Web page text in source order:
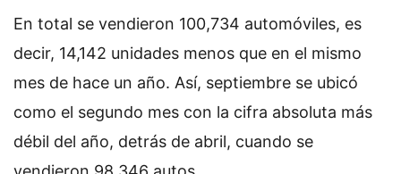
En total se vendieron 100,734 automóviles, es
decir, 14,142 unidades menos que en el mismo
mes de hace un año. Así, septiembre se ubicó
como el segundo mes con la cifra absoluta más
débil del año, detrás de abril, cuando se